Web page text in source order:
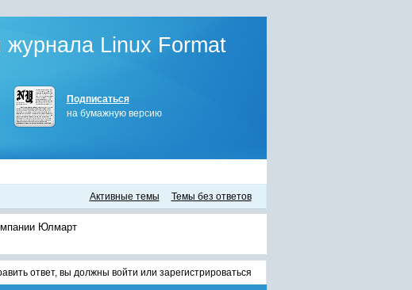
Linux Format
Подписаться
на бумажную версию
Активные темы Темы без ответов
Юлмарт
ответ, вы должны войти или зарегистрироваться